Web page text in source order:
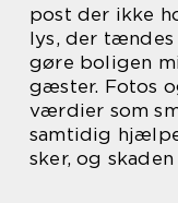
post der ikke
lys, der tændes
gøre boligen
gæster. Fotos
værdier som
samtidig
sker, og